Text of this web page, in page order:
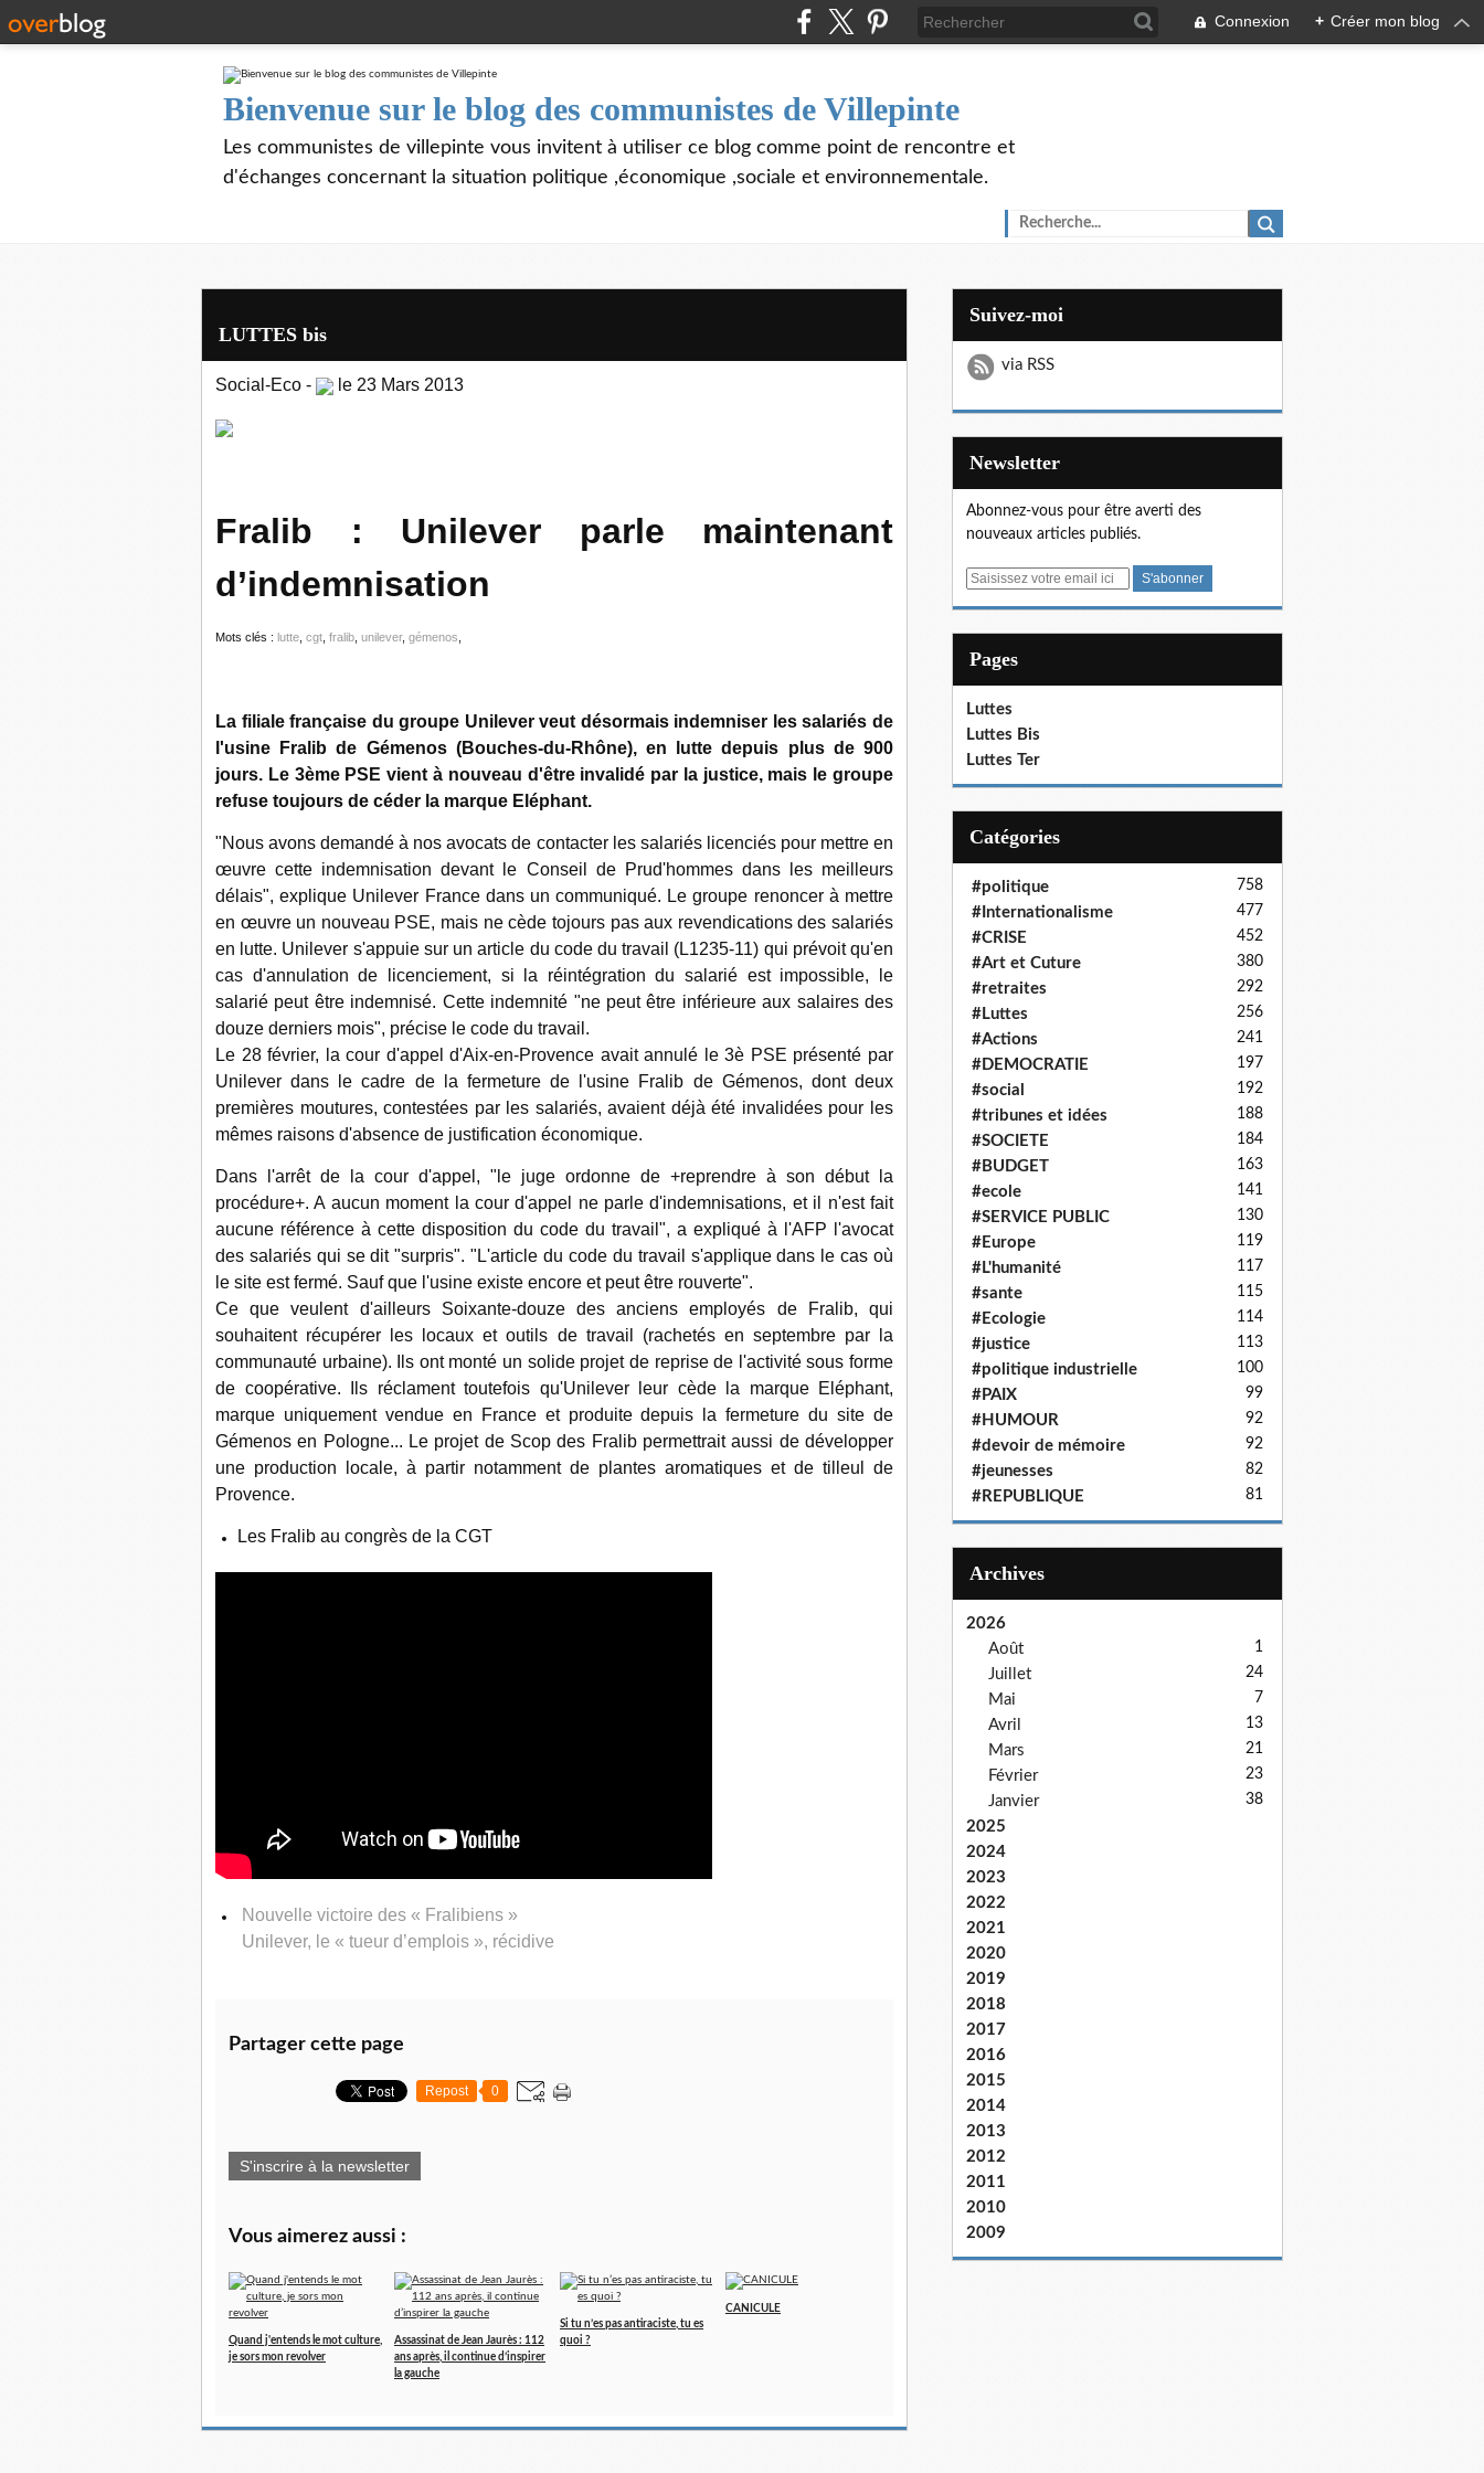
Connexion + Créer mon blog
Bienvenue sur le blog des communistes de Villepinte
Les communistes de villepinte vous invitent à utiliser ce blog comme point de rencontre et
d'échanges concernant la situation politique ,économique ,sociale et environnementale.
LUTTES bis
Social-Eco - le 23 Mars 2013
Fralib : Unilever parle maintenant
d’indemnisation
Mots clés : lutte cgt fralib unilever, gémenos
La filiale française du groupe Unilever veut désormais indemniser les salariés de
l'usine Fralib de Gémenos (Bouches-du-Rhône), en lutte depuis plus de 900
jours. Le 3ème PSE vient à nouveau d'être invalidé par la justice, mais le groupe
refuse toujours de céder la marque Eléphant.
"Nous avons demandé à nos avocats de contacter les salariés licenciés pour mettre en
œuvre cette indemnisation devant le Conseil de Prud'hommes dans les meilleurs
délais", explique Unilever France dans un communiqué. Le groupe renoncer à mettre
en œuvre un nouveau PSE, mais ne cède tojours pas aux revendications des salariés
en lutte. Unilever s'appuie sur un article du code du travail (L1235-11) qui prévoit qu'en
cas d'annulation de licenciement, si la réintégration du salarié est impossible, le
salarié peut être indemnisé. Cette indemnité "ne peut être inférieure aux salaires des
douze derniers mois", précise le code du travail.
Le 28 février, la cour d'appel d'Aix-en-Provence avait annulé le 3è PSE présenté par
Unilever dans le cadre de la fermeture de l'usine Fralib de Gémenos, dont deux
premières moutures, contestées par les salariés, avaient déjà été invalidées pour les
mêmes raisons d'absence de justification économique.
Dans l'arrêt de la cour d'appel, "le juge ordonne de +reprendre à son début la
procédure+. A aucun moment la cour d'appel ne parle d'indemnisations, et il n'est fait
aucune référence à cette disposition du code du travail", a expliqué à l'AFP l'avocat
des salariés qui se dit "surpris". "L'article du code du travail s'applique dans le cas où
le site est fermé. Sauf que l'usine existe encore et peut être rouverte".
Ce que veulent d'ailleurs Soixante-douze des anciens employés de Fralib, qui
souhaitent récupérer les locaux et outils de travail (rachetés en septembre par la
communauté urbaine). Ils ont monté un solide projet de reprise de l'activité sous forme
de coopérative. Ils réclament toutefois qu'Unilever leur cède la marque Eléphant,
marque uniquement vendue en France et produite depuis la fermeture du site de
Gémenos en Pologne... Le projet de Scop des Fralib permettrait aussi de développer
une production locale, à partir notamment de plantes aromatiques et de tilleul de
Provence.
Les Fralib au congrès de la CGT
Nouvelle victoire des « Fralibiens »
Unilever, le « tueur d’emplois », récidive
Partager cette page
Repost 0
S'inscrire à la newsletter
Vous aimerez aussi :
Quand j'entends le mot culture,
je sors mon revolver
Assassinat de Jean Jaurès : 112
ans après, il continue d’inspirer
la gauche
Si tu n’es pas antiraciste, tu es
quoi ?
CANICULE
Suivez-moi
via RSS
Newsletter
Abonnez-vous pour être averti des
nouveaux articles publiés.
E
Pages
Luttes
Luttes Bis
Luttes Ter
Catégories
#politique 758
#Internationalisme 477
#CRISE 452
#Art et Cuture 380
#retraites 292
#Luttes 256
#Actions 241
#DEMOCRATIE 197
#social 192
#tribunes et idées 188
#SOCIETE 184
#BUDGET 163
#ecole 141
#SERVICE PUBLIC 130
#Europe 119
#L'humanité 117
#sante 115
#Ecologie 114
#justice 113
#politique industrielle 100
#PAIX 99
#HUMOUR 92
#devoir de mémoire 92
#jeunesses 82
#REPUBLIQUE 81
Archives
2026
Août
1
Juillet 24
Mai 7
Avril 13
Mars 21
Février 23
Janvier 38
2025
2024
2023
2022
2021
2020
2019
2018
2017
2016
2015
2014
2013
2012
2011
2010
2009